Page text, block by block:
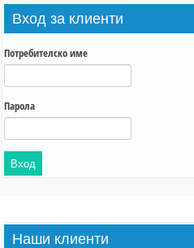
Вход за клиенти
Потребителско име
Парола
Наши клиенти